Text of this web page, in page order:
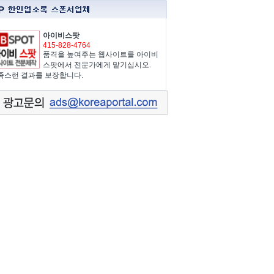
아이비스팟
415-828-4764
품격을 높여주는 웹사이트를 아이비
스팟에서 전문가에게 맡기십시오.
스런 결과를 보장합니다.